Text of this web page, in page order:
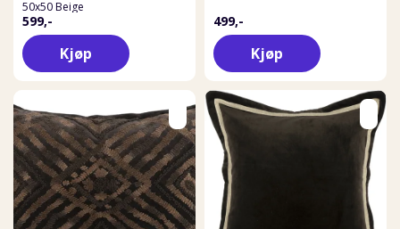
50x50 Beige
599,-
Kjøp
499,-
Kjøp